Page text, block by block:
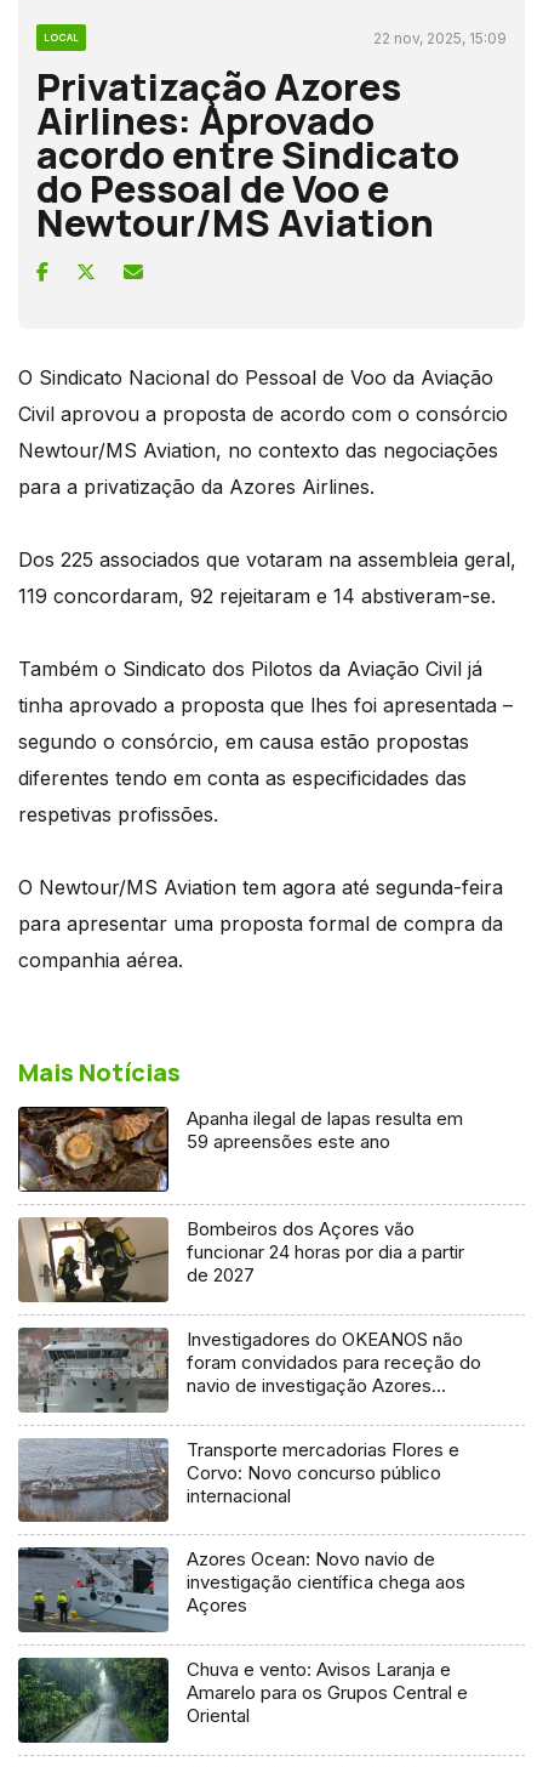
LOCAL 22 nov, 2025, 15:09
Privatização Azores
Airlines: Aprovado
acordo entre Sindicato
do Pessoal de Voo e
Newtour/MS Aviation
O Sindicato Nacional do Pessoal de Voo da Aviação
Civil aprovou a proposta de acordo com o consórcio
Newtour/MS Aviation, no contexto das negociações
para a privatização da Azores Airlines.
Dos 225 associados que votaram na assembleia geral,
119 concordaram, 92 rejeitaram e 14 abstiveram-se.
Também o Sindicato dos Pilotos da Aviação Civil já
tinha aprovado a proposta que lhes foi apresentada –
segundo o consórcio, em causa estão propostas
diferentes tendo em conta as especificidades das
respetivas profissões.
O Newtour/MS Aviation tem agora até segunda-feira
para apresentar uma proposta formal de compra da
companhia aérea.
Mais Notícias
Apanha ilegal de lapas resulta em
59 apreensões este ano
Bombeiros dos Açores vão
funcionar 24 horas por dia a partir
de 2027
Investigadores do OKEANOS não
foram convidados para receção do
navio de investigação Azores
Transporte mercadorias Flores e
Corvo: Novo concurso público
internacional
Azores Ocean: Novo navio de
investigação científica chega aos
Açores
Chuva e vento: Avisos Laranja e
Amarelo para os Grupos Central e
Oriental